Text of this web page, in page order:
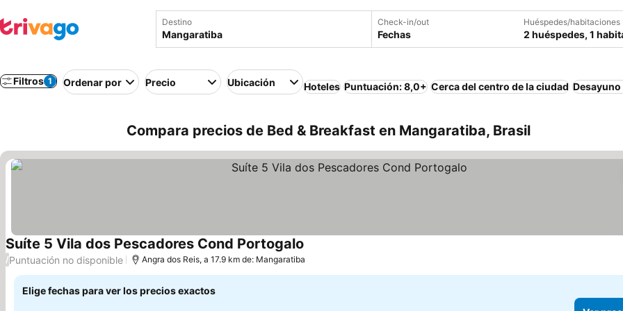
Destino Check-in/out
Fechas
Huéspedes/habitaciones
2 huéspedes, 1
Filtros 1 Ordenar por Precio Ubicación Hoteles Puntuación: 8,0+ Cerca del centro de la ciudad
Compara precios de Bed & Breakfast en Mangaratiba, Brasil
Suíte 5 Vila dos Pescadores Cond Portogalo
/Puntuación no disponible Angra dos Reis, a 17.9 km de: Mangaratiba
Elige fechas para ver los precios exactos